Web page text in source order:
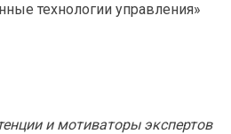
технологии управления»
и мотиваторы экспертов